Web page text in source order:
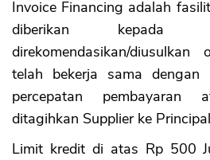
Invoice Financing adalah
diberikan kepada
direkomendasikan/
telah bekerja sama dengan
percepatan pembayaran
ditagihkan Supplier ke
Limit kredit di atas Rp 500